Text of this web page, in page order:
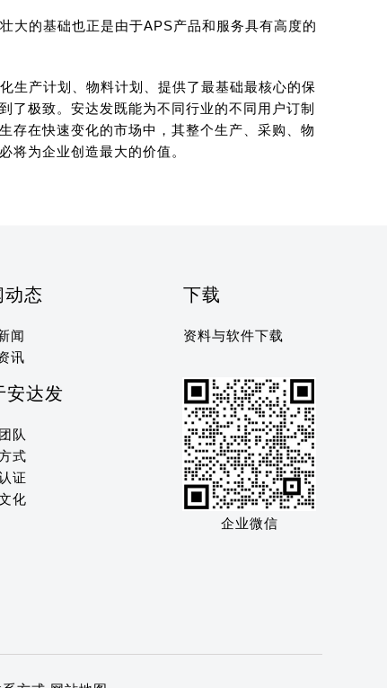
大的基础也正是由于APS产品和服务具有高度的
生产计划、物料计划、提供了最基础最核心的保
了极致。安达发既能为不同行业的不同用户订制
存在快速变化的市场中，其整个生产、采购、物
将为企业创造最大的价值。
动态
闻
讯
下载
资料与软件下载
安达发
队
式
证
化
企业微信